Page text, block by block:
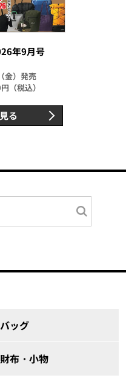
年9月号
金）発売
（税込）
る
バッグ
財布・小物